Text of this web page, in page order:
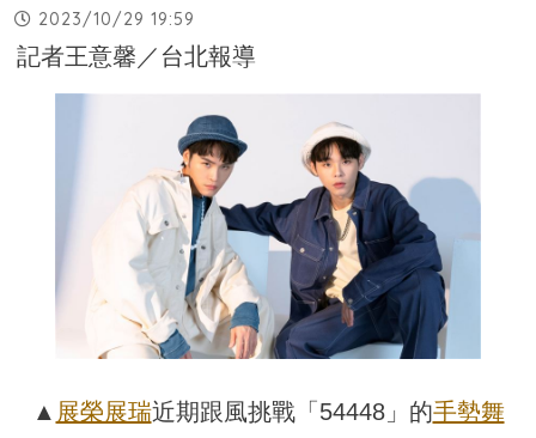
2023/10/29 19:59
記者王意馨／台北報導
▲ 展榮展瑞近期跟風挑戰「54448」的手勢舞